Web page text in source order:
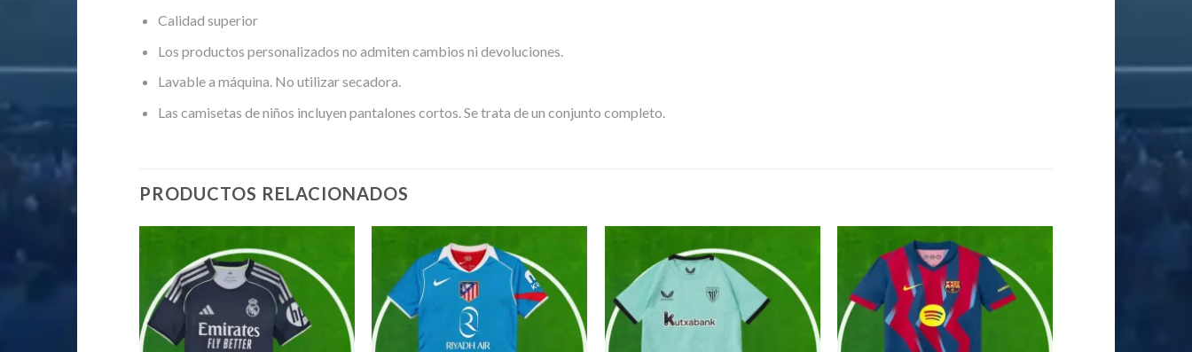
Calidad superior
Los productos personalizados no admiten cambios ni devoluciones.
Lavable a máquina. No utilizar secadora.
Las camisetas de niños incluyen pantalones cortos. Se trata de un conjunto completo.
PRODUCTOS RELACIONADOS